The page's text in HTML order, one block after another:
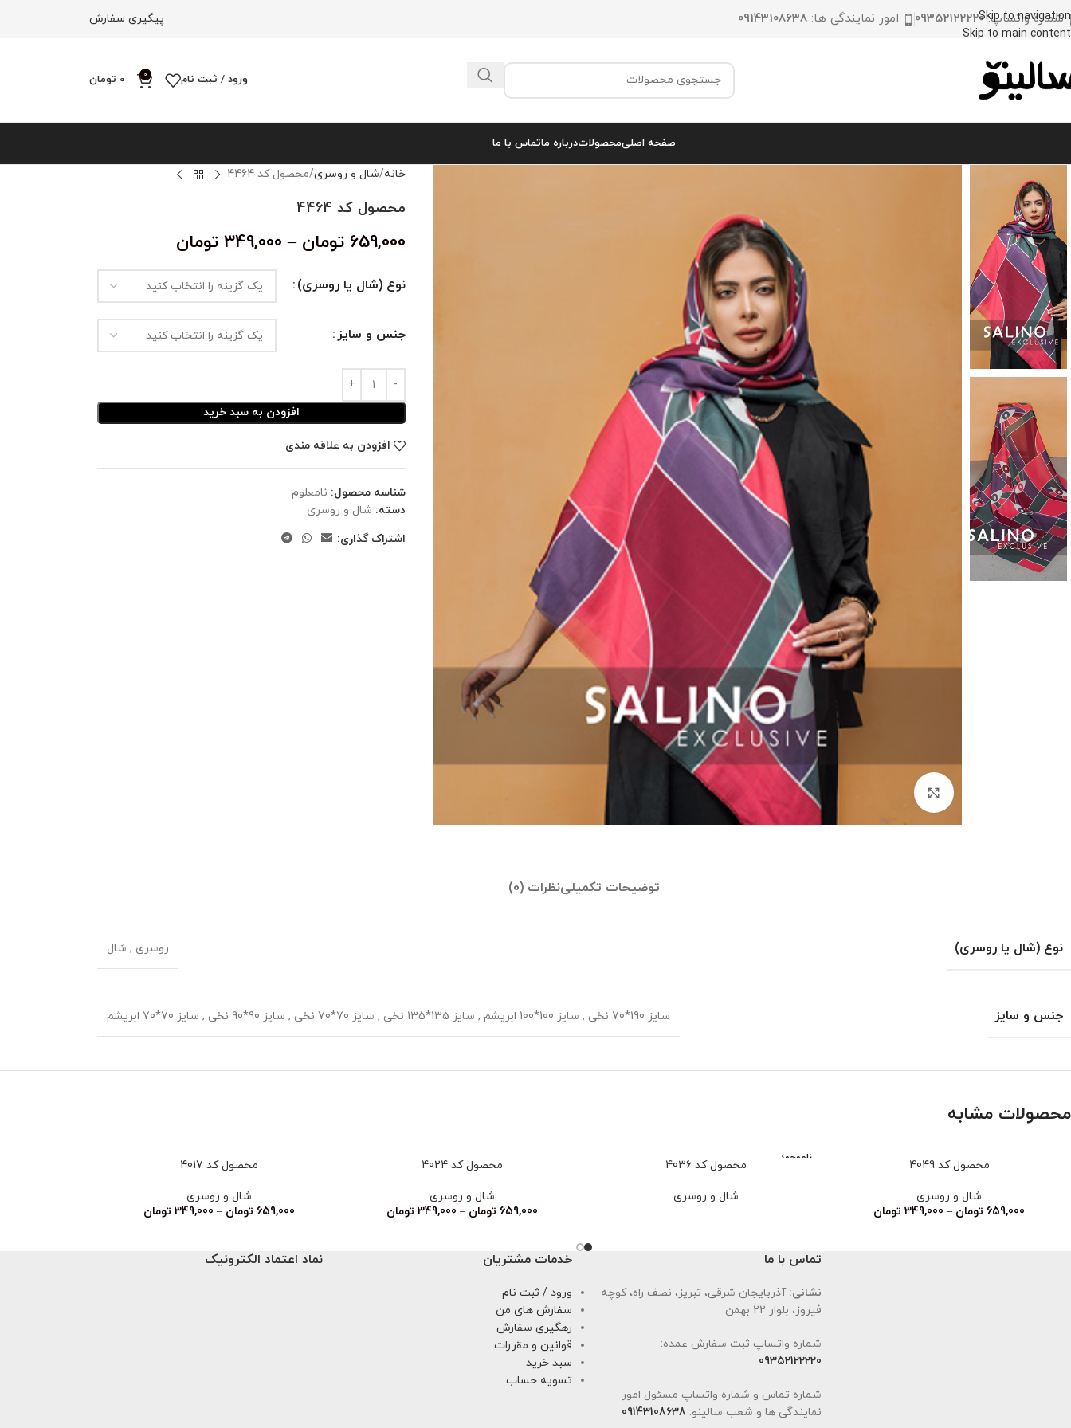
Skip to navigation
Skip to main content
شماره واتساپ:09352122220 امور نمایندگی ها: 09143108638 پیگیری سفارش
ورود / ثبت نام 0
0 تومان
صفحه اصلیمحصولاتدرباره ماتماس با ما
خانه شال و روسری محصول کد 4464
محصول کد 4464
659,000 تومان –
349,000 تومان
نوع (شال یا روسری)
جنس و سایز
افزودن به سبد خرید
افزودن به علاقه مندی
شناسه محصول: نامعلوم
دسته: شال و روسری
اشتراک گذاری:
توضیحات تکمیلینظرات (0)
نوع (شال یا روسری) روسری , شال
جنس و سایز سایز 190*70 نخی , سایز 100*100 ابریشم , سایز 135*135 نخی , سایز 70*70 نخی , سایز 90*90 نخی , سایز 70*70 ابریشم
محصولات مشابه
محصول کد 4049
شال و روسری
659,000 تومان –
349,000 تومان
ناموجود محصول کد 4036
شال و روسری
محصول کد 4024
شال و روسری
659,000 تومان –
349,000 تومان
محصول کد 4017
شال و روسری
659,000 تومان –
349,000 تومان
تماس با ما
نشانی: آذربایجان شرقی، تبریز، نصف راه، کوچه
فیروز، بلوار 22 بهمن
شماره واتساپ ثبت سفارش عمده:
09352122220
شماره تماس و شماره واتساپ مسئول امور
نمایندگی ها و شعب سالینو: 09143108638
خدمات مشتریان
ورود / ثبت نام
سفارش های من
رهگیری سفارش
قوانین و مقررات
سبد خرید
تسویه حساب
نماد اعتماد الکترونیک